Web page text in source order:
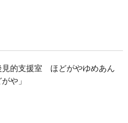
見的支援室 ほどがやゆめあん
や」